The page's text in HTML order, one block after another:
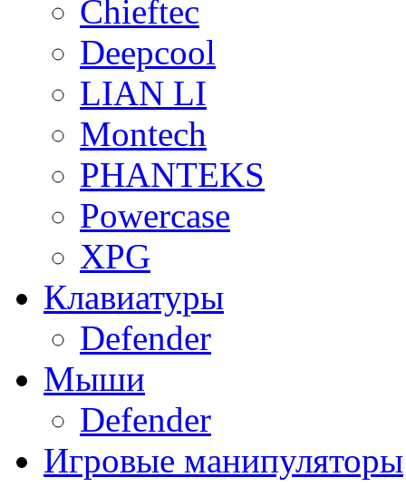
Chieftec
Deepcool
LIAN LI
Montech
PHANTEKS
Powercase
XPG
Клавиатуры
Defender
Мыши
Defender
Игровые манипуляторы